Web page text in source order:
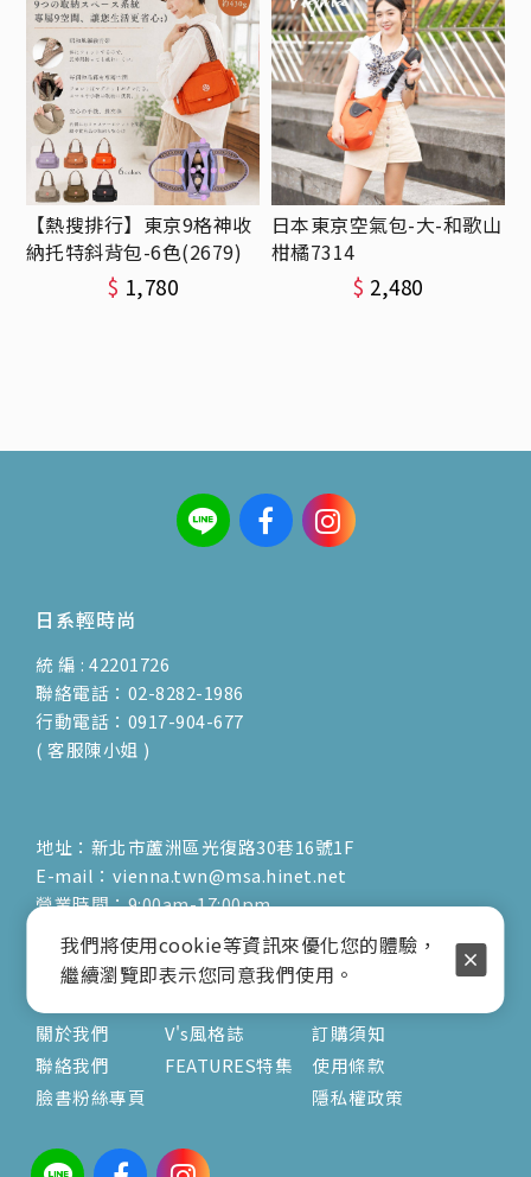
【熱搜排行】東京9格神收
納托特斜背包-6色(2679)
$ 1,780
日本東京空氣包-大-和歌山
柑橘7314
$ 2,480
日系輕時尚
統 編 : 42201726
聯絡電話：02-8282-1986
行動電話：0917-904-677
( 客服陳小姐 )
地址：新北市蘆洲區光復路30巷16號1F
E-mail：vienna.twn@msa.hinet.net
營業時間：9:00am-17:00pm
( 公休日詳見臉書粉專置頂文 )
關於
關於我們
聯絡我們
臉書粉絲專頁
文章
V's風格誌
FEATURES特集
服務
訂購須知
使用條款
隱私權政策
我們將使用cookie等資訊來優化您的體驗，
繼續瀏覽即表示您同意我們使用。